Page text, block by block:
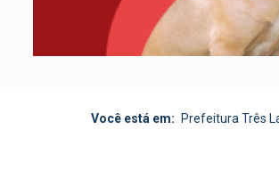
Você está em: Prefeitura Três